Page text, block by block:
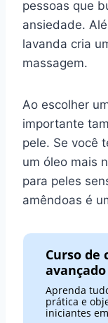
pessoas que
ansiedade.
lavanda cria
massagem.
Ao escolher
importante
pele. Se você
um óleo mais
para peles
amêndoas é
Curso de
avançado
Aprenda
prática e
iniciantes